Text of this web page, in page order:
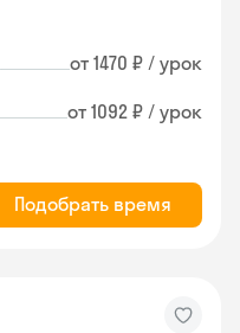
от 1470 ₽ / урок
от 1092 ₽ / урок
Подобрать время